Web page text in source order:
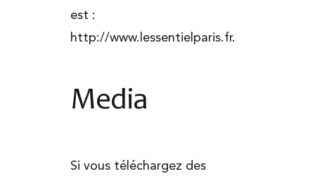
est :
http://www.lessentielparis.fr.
Media
Si vous téléchargez des